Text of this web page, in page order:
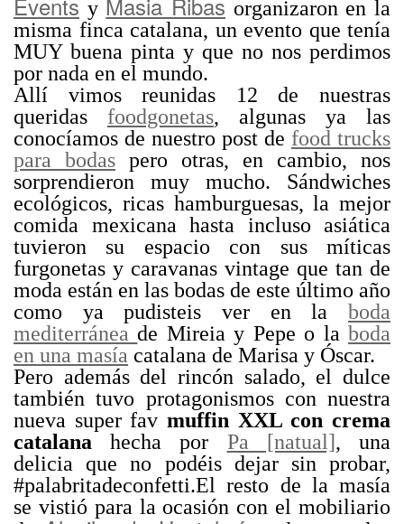
y
organizaron en la
misma finca catalana, un evento que tenía
MUY buena pinta y que no nos perdimos
por nada en el mundo.
Allí vimos reunidas 12 de nuestras
queridas foodgonetas, algunas ya las
conocíamos de nuestro post de food trucks
para bodas pero otras, en cambio, nos
sorprendieron muy mucho. Sándwiches
ecológicos, ricas hamburguesas, la mejor
comida mexicana hasta incluso asiática
tuvieron su espacio con sus míticas
furgonetas y caravanas vintage que tan de
moda están en las bodas de este último año
como ya pudisteis ver en la boda
mediterráneade Mireia y Pepe o laboda
en una masía catalana de Marisa y Óscar.
Pero además del rincón salado, el dulce
también tuvo protagonismos con nuestra
nueva super fav muffin XXL con crema
catalana hecha por Pa [natual], una
delicia que no podéis dejar sin probar,
#palabritadeconfetti.El resto de la masía
se vistió para la ocasión con el mobiliario